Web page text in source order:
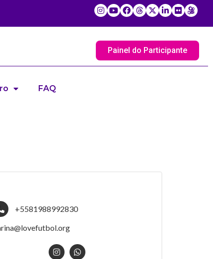
Painel do Participante
FAQ
+5581988992830